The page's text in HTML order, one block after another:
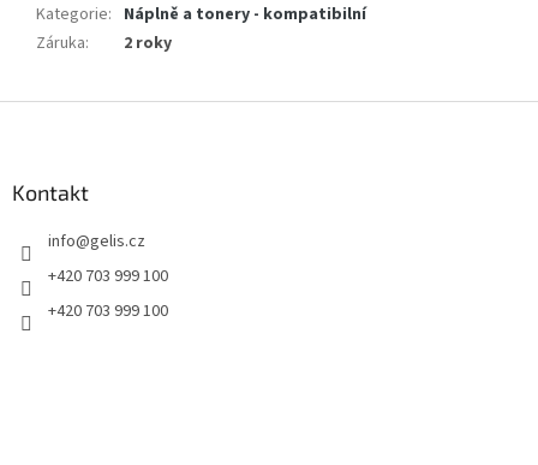
Kategorie: Náplně a tonery - kompatibilní
Záruka: 2 roky
Kontakt
info@gelis.cz
+420 703 999 100
+420 703 999 100